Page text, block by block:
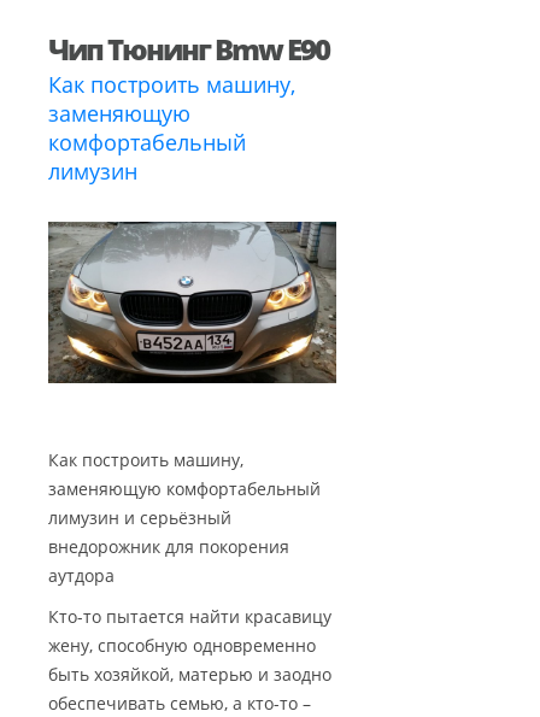
Чип Тюнинг Bmw Е90
Как построить машину,
заменяющую
комфортабельный
лимузин
Как построить машину,
заменяющую комфортабельный
лимузин и серьёзный
внедорожник для покорения
аутдора
Кто-то пытается найти красавицу
жену, способную одновременно
быть хозяйкой, матерью и заодно
обеспечивать семью, а кто-то –